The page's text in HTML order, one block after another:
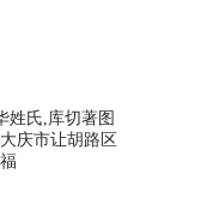
姓氏,库切著图
庆市让胡路区